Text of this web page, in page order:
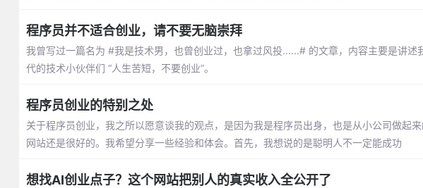
程序员并不适合创业，请不要无脑崇拜
我曾写过一篇名为 #我是技术男，也曾创业过，也拿过风投......# 的文章，内容主要是讲
代的技术小伙伴们 “人生苦短，不要创业”。
程序员创业的特别之处
关于程序员创业，我之所以愿意谈我的观点，是因为我是程序员出身，也是从小公司做起
网站还是很好的。我希望分享一些经验和体会。首先，我想说的是聪明人不一定能成功
想找AI创业点子？这个网站把别人的真实收入全公开了